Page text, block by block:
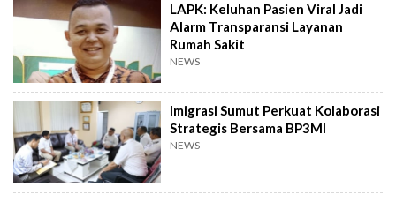
LAPK: Keluhan Pasien Viral Jadi
Alarm Transparansi Layanan
Rumah Sakit
NEWS
Imigrasi Sumut Perkuat Kolaborasi
Strategis Bersama BP3MI
NEWS